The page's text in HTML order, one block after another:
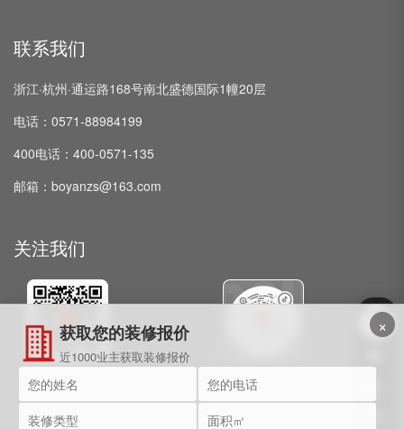
联系我们
浙江·杭州·通运路168号南北盛德国际1幢20层
电话：0571-88984199
400电话：400-0571-135
邮箱：boyanzs@163.com
关注我们
微信公众号 抖音
获取您的装修报价
近1000业主获取装修报价
×